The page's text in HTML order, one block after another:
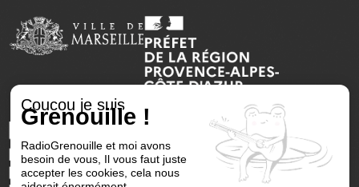
Coucou je suis
Grenouille !
RadioGrenouille et moi avons
besoin de vous, Il vous faut juste
accepter les cookies, cela nous